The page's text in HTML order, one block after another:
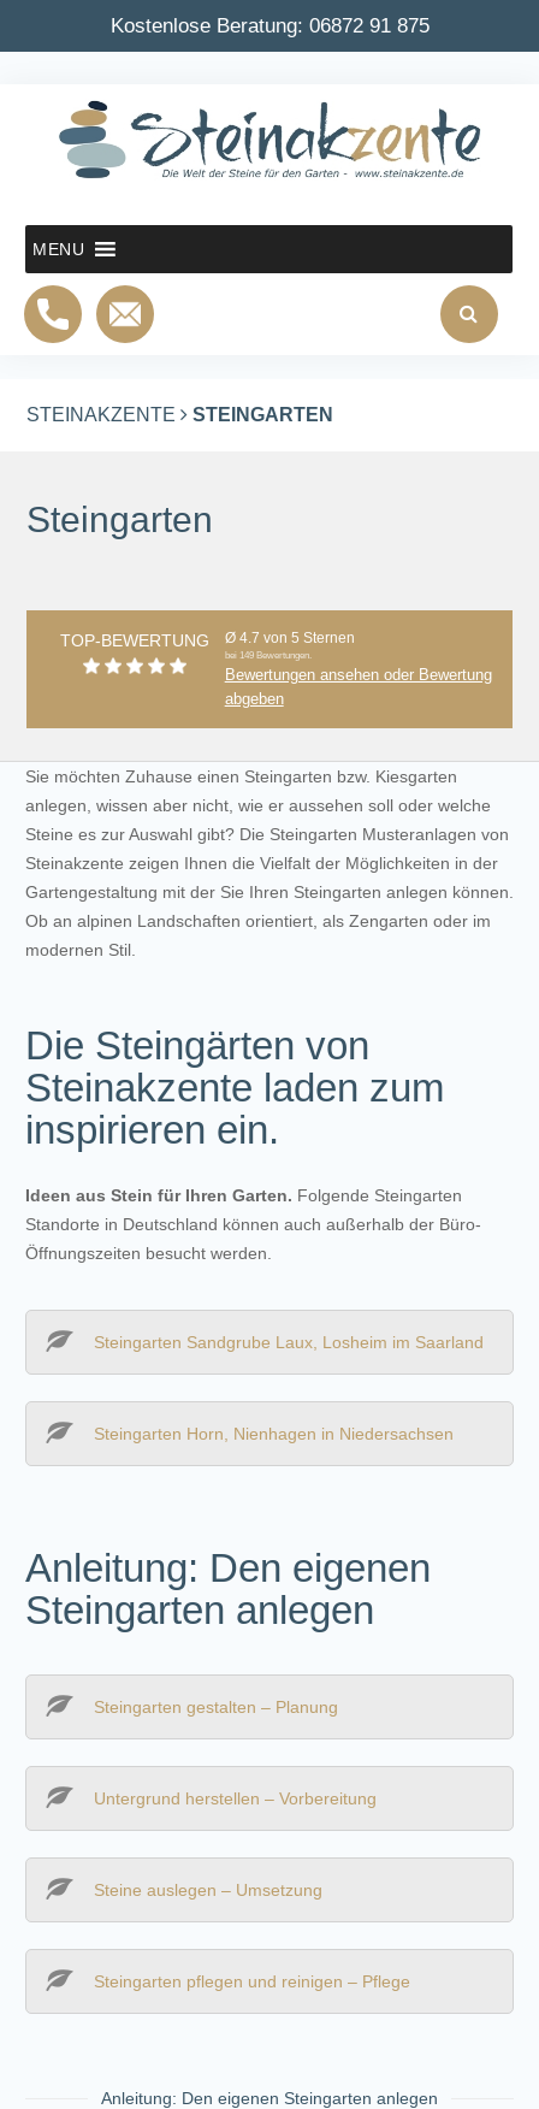
Kostenlose Beratung: 06872 91 875
MENU
STEINAKZENTE STEINGARTEN
Steingarten
TOP-BEWERTUNG Ø 4.7 von 5 Sternen
bei 149 Bewertungen.
Bewertungen ansehen oder Bewertung
abgeben
Sie möchten Zuhause einen Steingarten bzw. Kiesgarten
anlegen, wissen aber nicht, wie er aussehen soll oder welche
Steine es zur Auswahl gibt? Die Steingarten Musteranlagen von
Steinakzente zeigen Ihnen die Vielfalt der Möglichkeiten in der
Gartengestaltung mit der Sie Ihren Steingarten anlegen können.
Ob an alpinen Landschaften orientiert, als Zengarten oder im
modernen Stil.
Die Steingärten von
Steinakzente laden zum
inspirieren ein.
Ideen aus Stein für Ihren Garten. Folgende Steingarten
Standorte in Deutschland können auch außerhalb der Büro-
Öffnungszeiten besucht werden.
Steingarten Sandgrube Laux, Losheim im Saarland
Steingarten Horn, Nienhagen in Niedersachsen
Anleitung: Den eigenen
Steingarten anlegen
Steingarten gestalten – Planung
Untergrund herstellen – Vorbereitung
Steine auslegen – Umsetzung
Steingarten pflegen und reinigen – Pflege
Anleitung: Den eigenen Steingarten anlegen